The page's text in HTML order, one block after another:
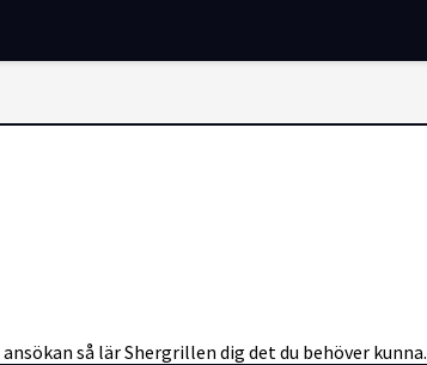
så lär Shergrillen dig det du behöver kunna.